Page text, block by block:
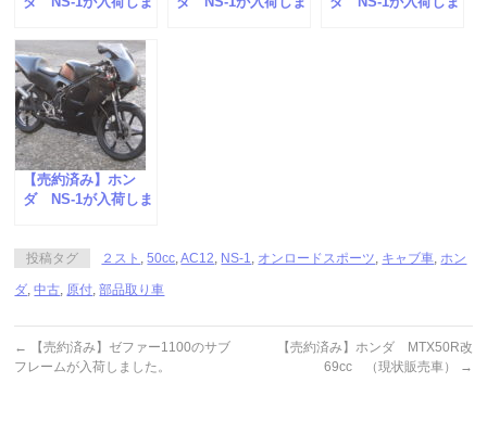
【売約済み】ホン
ダ NS-1が入荷しま
投稿タグ ２スト ,50cc,AC12, NS-1, オンロードスポーツ, キャブ車,ホン
ダ,中古, 原付,部品取り車
←
【売約済み】ゼファー1100のサブ
フレームが入荷しました。
【売約済み】ホンダ MTX50R改
69cc （現状販売車）
→